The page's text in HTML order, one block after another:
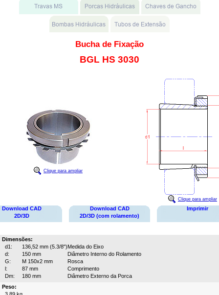
Bucha de Fixação
BGL HS 3030
Clique para ampliar
Clique para ampliar
Download CAD
2D/3D
Download CAD
2D/3D (com rolamento)
Imprimir
Dimensões:
d1:
136,52 mm (5.3/8")Medida do Eixo
d:
150 mm
Diâmetro Interno do Rolamento
G:
M 150x2 mm
Rosca
l:
87 mm
Comprimento
Dm:
180 mm
Diâmetro Externo da Porca
Peso: